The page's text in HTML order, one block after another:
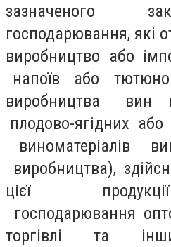
зазначеного
господарювання, які
виробництво або
напоїв або
виробництва вин
плодово-ягідних
виноматеріалів
виробництва),
цієї
господарювання
торгівлі та